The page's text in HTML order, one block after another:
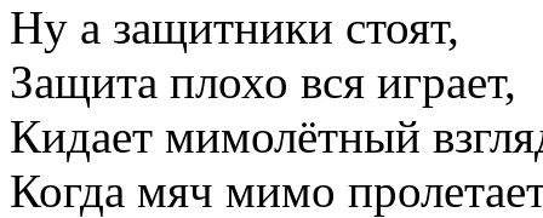
Ну а защитники стоят,
Защита плохо вся играет,
Кидает мимолётный
Когда мяч мимо